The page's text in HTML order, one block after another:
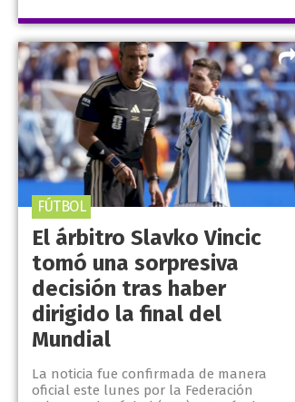
El árbitro Slavko Vincic
tomó una sorpresiva
decisión tras haber
dirigido la final del
Mundial
La noticia fue confirmada de manera
oficial este lunes por la Federación
FÚTBOL